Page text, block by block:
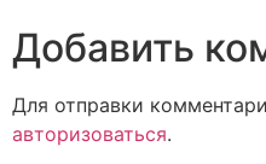
Добавить
Для отправки
авторизоваться.